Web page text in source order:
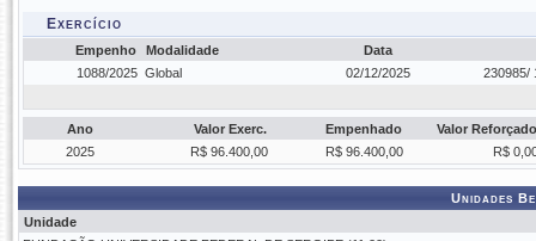
Exercício
Empenho Modalidade
Data
1088/2025 Global 02/12/2025 230985/
Ano Valor Exerc. Empenhado
Valor Reforçado
2025
R$ 96.400,00 R$ 96.400,00 R$
Unidades
Unidade